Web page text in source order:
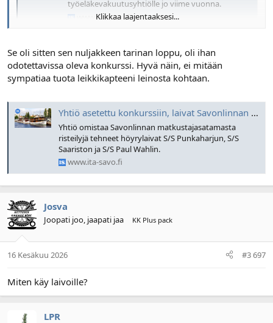
työeläkevakuutusyhtiölle jo viime vuonna.
www.ita-savo.fi
Protestilista - Lp Management Oy (2271317-5)
Katso yrityksen Lp Management Oy (2271317-5) protestit ja
muut maksuhäiriöt.
Klikkaa laajentaaksesi...
Se oli sitten sen nuljakkeen tarinan loppu, oli ihan
odotettavissa oleva konkurssi. Hyvä näin, ei mitään
sympatiaa tuota leikkikapteeni leinosta kohtaan.
Yhtiö asetettu konkurssiin, laivat Savonlinnan satamassa katsastamatta, yrittäjä Janne Leinosta ei tavoiteta
Yhtiö omistaa Savonlinnan matkustajasatamasta
risteilyjä tehneet höyrylaivat S/S Punkaharjun, S/S
Saariston ja S/S Paul Wahlin.
www.ita-savo.fi
Josva
Joopati joo, jaapati jaa KK Plus pack
16 Kesäkuu 2026 #3 697
Miten käy laivoille?
LPR